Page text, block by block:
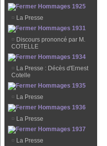
Hommages 1925
¤ La Presse
Hommages 1931
¤ Discours prononcé par M.
COTELLE
Hommages 1934
¤ La Presse : Décès d'Ernest
Cotelle
Hommages 1935
¤ La Presse
Hommages 1936
¤ La Presse
Hommages 1937
¤ La Presse